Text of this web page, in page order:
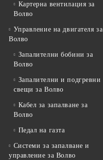
Картерна вентилация за
Волво
Управление на двигателя за
Волво
Запалителни бобини за
Волво
Запалителни и подгревни
свещи за Волво
Кабел за запалване за
Волво
Педал на газта
Системи за запалване и
управление за Волво